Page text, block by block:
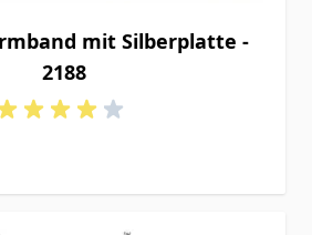
mit Silberplatte -
2188